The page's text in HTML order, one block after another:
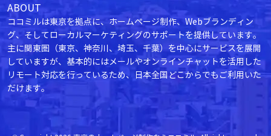
ABOUT
ココミルは東京を拠点に、ホームページ制作、Webブランディン
グ、そしてローカルマーケティングのサポートを提供しています。
主に関東圏（東京、神奈川、埼玉、千葉）を中心にサービスを展開
していますが、基本的にはメールやオンラインチャットを活用した
リモート対応を行っているため、日本全国どこからでもご利用いた
だけます。